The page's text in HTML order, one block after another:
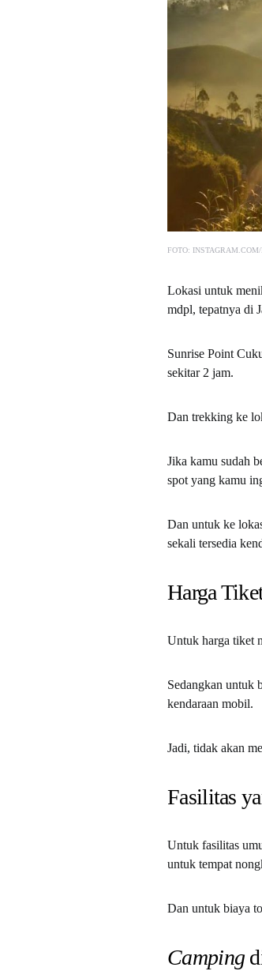
FOTO:
Lokasi untuk
mdpl, tepatnya di
Sunrise Point
sekitar 2 jam.
Dan trekking ke
Jika kamu sudah
spot yang kamu
Dan untuk ke
sekali tersedia
Harga
Untuk harga tiket
Sedangkan untuk
kendaraan mobil.
Jadi, tidak akan
Fasilitas
Untuk fasilitas
untuk tempat
Dan untuk biaya
Camping